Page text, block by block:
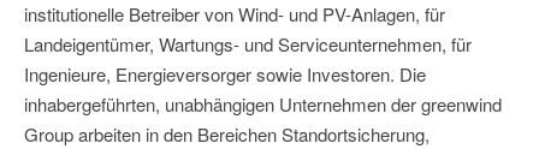
institutionelle Betreiber von Wind- und PV-Anlagen, für
Landeigentümer, Wartungs- und Serviceunternehmen, für
Ingenieure, Energieversorger sowie Investoren. Die
inhabergeführten, unabhängigen Unternehmen der greenwind
Group arbeiten in den Bereichen Standortsicherung,